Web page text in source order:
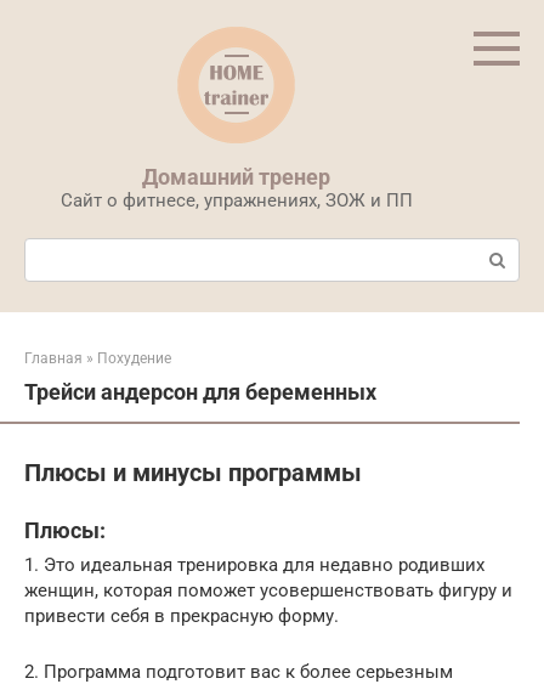
Домашний тренер
Сайт о фитнесе, упражнениях, ЗОЖ и ПП
Поиск:
Главная » Похудение
Трейси андерсон для беременных
Плюсы и минусы программы
Плюсы:
1. Это идеальная тренировка для недавно родивших
женщин, которая поможет усовершенствовать фигуру и
привести себя в прекрасную форму.
2. Программа подготовит вас к более серьезным